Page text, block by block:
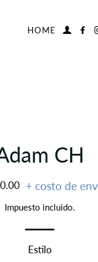
HOME
CH
+ costo de
Impuesto incluido.
Estilo